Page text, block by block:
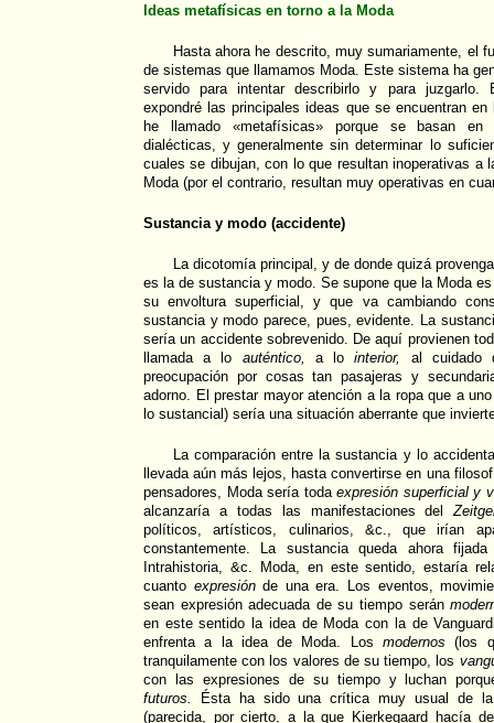
Ideas metafísicas en torno a la Moda
Hasta ahora he descrito, muy sumariamente, el
de sistemas que llamamos Moda. Este sistema ha
servido para intentar describirlo y para juzgarlo.
expondré las principales ideas que se encuentran
he llamado «metafísicas» porque se basan en
dialécticas, y generalmente sin determinar lo
cuales se dibujan, con lo que resultan inoperativas a
Moda (por el contrario, resultan muy operativas en
Sustancia y modo (accidente)
La dicotomía principal, y de donde quizá
es la de sustancia y modo. Se supone que la Moda
su envoltura superficial, y que va cambiando
sustancia y modo parece, pues, evidente. La
sería un accidente sobrevenido. De aquí provienen
llamada a lo auténtico, a lointerior,
al cuidado
preocupación por cosas tan pasajeras y
adorno. El prestar mayor atención a la ropa que a
lo sustancial) sería una situación aberrante que
La comparación entre la sustancia y lo
llevada aún más lejos, hasta convertirse en una
pensadores, Moda sería toda expresión superficial y
alcanzaría a todas las manifestaciones del
políticos, artísticos, culinarios, &c., que irían
constantemente. La sustancia queda ahora
Intrahistoria, &c. Moda, en este sentido, estaría
cuanto expresiónde una era. Los eventos,
sean expresión adecuada de su tiempo serán
en este sentido la idea de Moda con la de
enfrenta a la idea de Moda. Los modernos (los
tranquilamente con los valores de su tiempo, los
con las expresiones de su tiempo y luchan
futuros.
Ésta ha sido una crítica muy usual de la
(parecida, por cierto, a la que Kierkegaard hacía